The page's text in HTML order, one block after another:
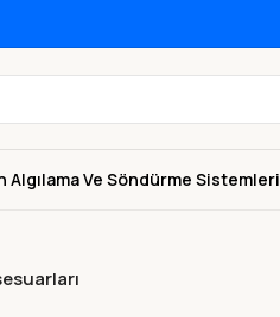
Algılama Ve Söndürme Sistemleri